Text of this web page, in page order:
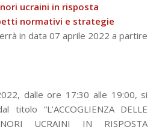
ucraini in risposta
normativi e strategie
in data 07 aprile 2022 a partire
dalle ore 17:30 alle 19:00, si
“L’ACCOGLIENZA DELLE
UCRAINI IN RISPOSTA